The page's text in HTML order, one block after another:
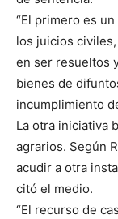
“El primero es
los juicios
en ser resueltos
bienes de
incumplimiento
La otra iniciativa
agrarios. Según
acudir a otra
citó el medio.
“El recurso de